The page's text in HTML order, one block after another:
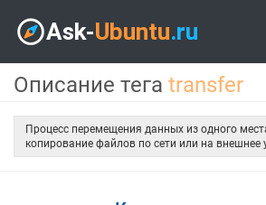
Описание тега transfer
Процесс перемещения данных из одного
копирование файлов по сети или на внешнее